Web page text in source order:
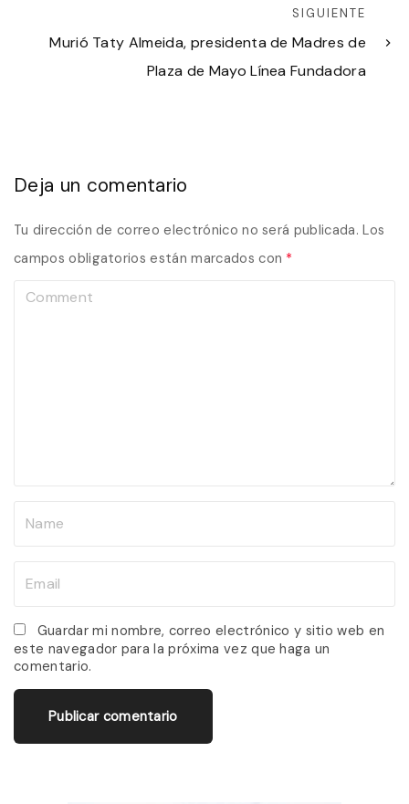
SIGUIENTE
Murió Taty Almeida, presidenta de Madres de
Plaza de Mayo Línea Fundadora
Deja un comentario
Tu dirección de correo electrónico no será publicada. Los
campos obligatorios están marcados con *
*
a
i
l
Guardar mi nombre, correo electrónico y sitio web en
este navegador para la próxima vez que haga un
comentario.